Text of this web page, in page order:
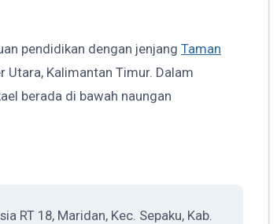
pendidikan dengan jenjang Taman
Utara, Kalimantan Timur. Dalam
berada di bawah naungan
RT 18, Maridan, Kec. Sepaku, Kab.